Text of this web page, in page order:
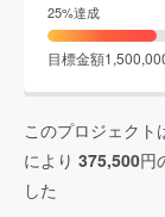
25%達成
目標金額
このプロジェクト
により 375,500円
した